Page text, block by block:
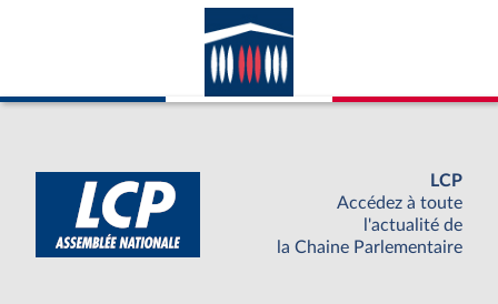
LCP
Accédez à toute
l'actualité de
la Chaine Parlementaire